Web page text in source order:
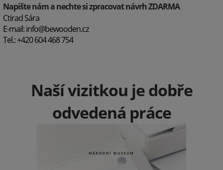
Napište nám a nechte si zpracovat návrh ZDARMA
Ctirad Sára
E-mail:info@bewooden.cz
Tel.: +420 604 468 754
Naší vizitkou je dobře
odvedená práce